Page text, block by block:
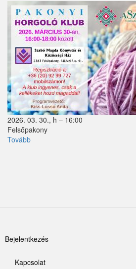
2026. 03. 30., h – 16:00
Felsőpakony
Tovább
Felhasználói
Bejelentkezés
Kapcsolat